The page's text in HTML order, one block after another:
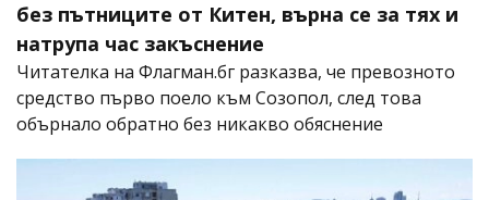
без пътниците от Китен, върна се за тях и
натрупа час закъснение
Читателка на Флагман.бг разказва, че превозното
средство първо поело към Созопол, след това
обърнало обратно без никакво обяснение